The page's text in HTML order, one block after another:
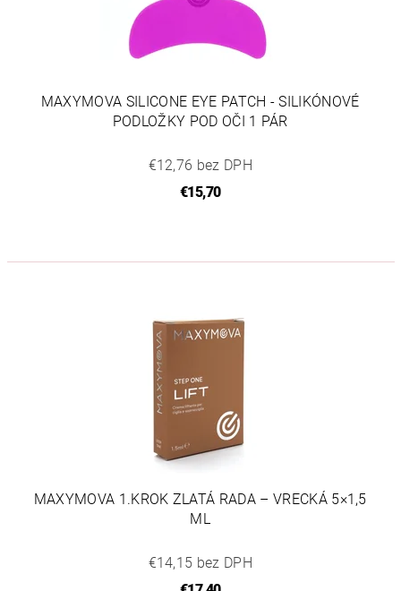
MAXYMOVA SILICONE EYE PATCH - SILIKÓNOVÉ
PODLOŽKY POD OČI 1 PÁR
€12,76 bez DPH
€15,70
MAXYMOVA 1.KROK ZLATÁ RADA – VRECKÁ 5×1,5
ML
€14,15 bez DPH